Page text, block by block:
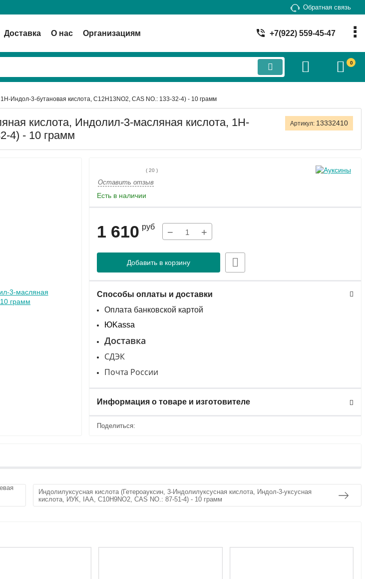
Обратная связь
Доставка О нас Организациям +7(922) 559-45-47
0
Индол-3-бутановая кислота, C12H13NO2, CAS NO.: 133-32-4) - 10 грамм
кислота, Индолил-3-масляная кислота, 1Н-
4) - 10 грамм
Артикул: 13332410
( 20 )
Оставить отзыв
Есть в наличии
1 610 руб − +
Добавить в корзину
Способы оплаты и доставки
Оплата банковской картой
ЮKassa
Доставка
СДЭК
Почта России
Информация о товаре и изготовителе
Поделиться:
Индолилуксусная кислота (Гетероауксин, 3-Индолилуксусная кислота, Индол-3-уксусная
кислота, ИУК, IAA, C10H9NO2, CAS NO.: 87-51-4) - 10 грамм